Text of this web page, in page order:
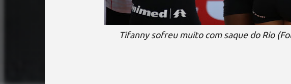
Tifanny sofreu muito com saque do Rio